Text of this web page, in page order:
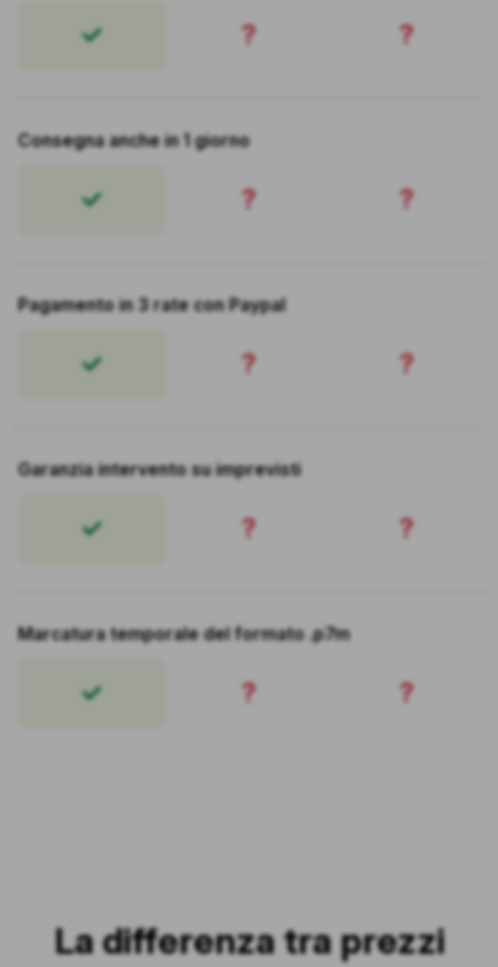
? ?
Consegna anche in 1 giorno
? ?
Pagamento in 3 rate con Paypal
? ?
Garanzia intervento su imprevisti
? ?
Marcatura temporale del formato .p7m
? ?
La differenza tra prezzi